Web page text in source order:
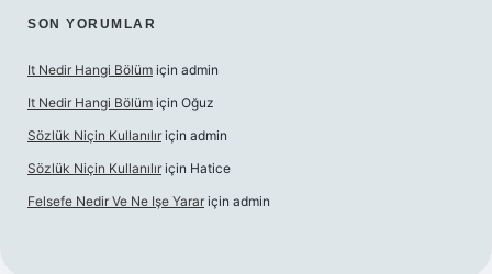
SON YORUMLAR
It Nedir Hangi Bölüm için admin
It Nedir Hangi Bölüm için Oğuz
Sözlük Niçin Kullanılır için admin
Sözlük Niçin Kullanılır için Hatice
Felsefe Nedir Ve Ne Işe Yarar için admin